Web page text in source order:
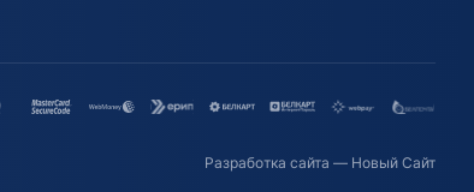
Разработка сайта — Новый Сайт